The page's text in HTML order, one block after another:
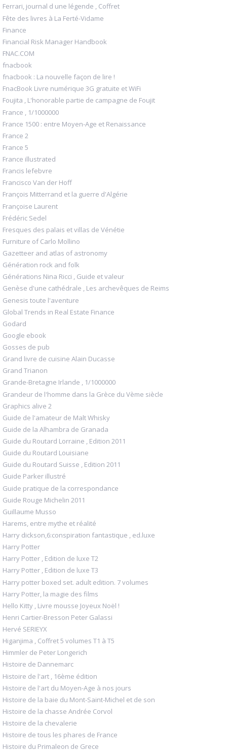
Ferrari, journal d une légende , Coffret
Fête des livres à La Ferté-Vidame
Finance
Financial Risk Manager Handbook
FNAC.COM
fnacbook
fnacbook : La nouvelle façon de lire !
FnacBook Livre numérique 3G gratuite et WiFi
Foujita , L'honorable partie de campagne de Foujit
France , 1/1000000
France 1500 : entre Moyen-Age et Renaissance
France 2
France 5
France illustrated
Francis lefebvre
Francisco Van der Hoff
François Mitterrand et la guerre d'Algérie
Françoise Laurent
Frédéric Sedel
Fresques des palais et villas de Vénétie
Furniture of Carlo Mollino
Gazetteer and atlas of astronomy
Génération rock and folk
Générations Nina Ricci , Guide et valeur
Genèse d'une cathédrale , Les archevêques de Reims
Genesis toute l'aventure
Global Trends in Real Estate Finance
Godard
Google ebook
Gosses de pub
Grand livre de cuisine Alain Ducasse
Grand Trianon
Grande-Bretagne Irlande , 1/1000000
Grandeur de l'homme dans la Grèce du Vème siècle
Graphics alive 2
Guide de l'amateur de Malt Whisky
Guide de la Alhambra de Granada
Guide du Routard Lorraine , Edition 2011
Guide du Routard Louisiane
Guide du Routard Suisse , Edition 2011
Guide Parker illustré
Guide pratique de la correspondance
Guide Rouge Michelin 2011
Guillaume Musso
Harems, entre mythe et réalité
Harry dickson,6:conspiration fantastique , ed.luxe
Harry Potter
Harry Potter , Edition de luxe T2
Harry Potter , Edition de luxe T3
Harry potter boxed set. adult edition. 7 volumes
Harry Potter, la magie des films
Hello Kitty , Livre mousse Joyeux Noël !
Henri Cartier-Bresson Peter Galassi
Hervé SERIEYX
Higanjima , Coffret 5 volumes T1 à T5
Himmler de Peter Longerich
Histoire de Dannemarc
Histoire de l'art , 16ème édition
Histoire de l'art du Moyen-Age à nos jours
Histoire de la baie du Mont-Saint-Michel et de son
Histoire de la chasse Andrée Corvol
Histoire de la chevalerie
Histoire de tous les phares de France
Histoire du Primaleon de Grece